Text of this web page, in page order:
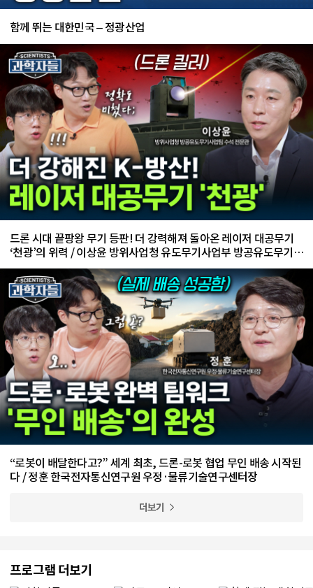
함께 뛰는 대한민국 – 정광산업
드론 시대 끝팡왕 무기 등판! 더 강력해져 돌아온 레이저 대공무기
‘천광’의 위력 / 이상윤 방위사업청 유도무기사업부 방공유도무기사
업팀 수석 전문관
“로봇이 배달한다고?” 세계 최초, 드론-로봇 협업 무인 배송 시작된
다 / 정훈 한국전자통신연구원 우정·물류기술연구센터장
더보기
프로그램 더보기